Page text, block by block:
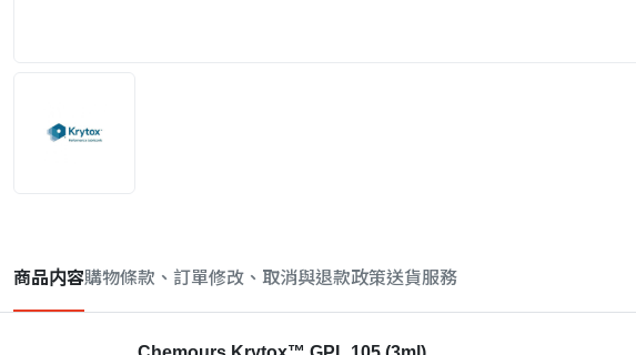
商品内容購物條款、訂單修改、取消與退款政策送貨服務